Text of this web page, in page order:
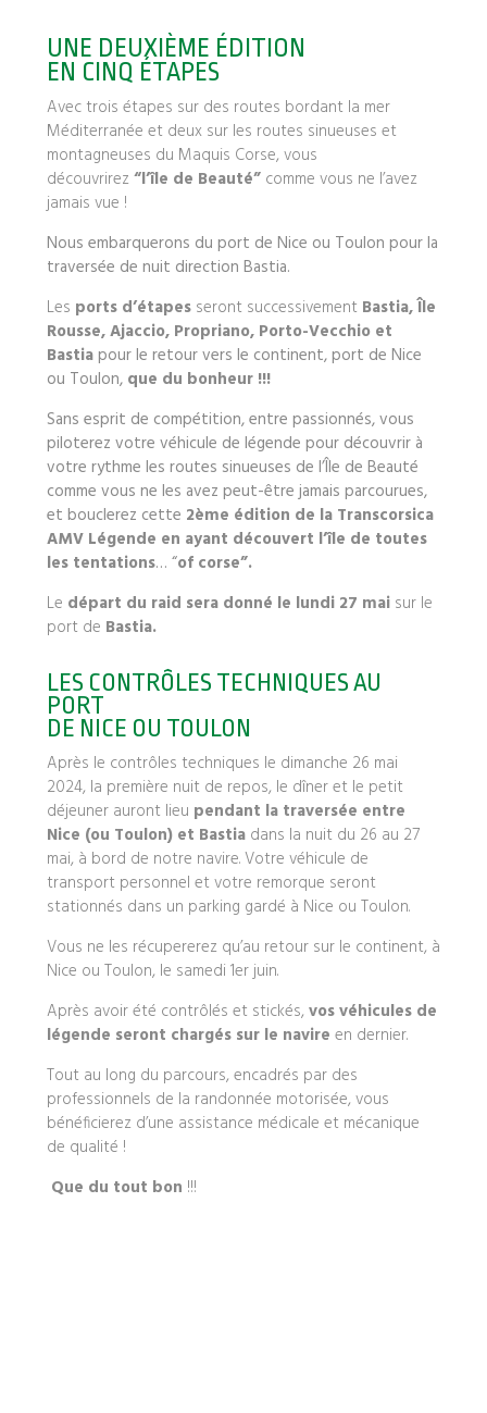
UNE DEUXIÈME ÉDITION
EN CINQ ÉTAPES
Avec trois étapes sur des routes bordant la mer
Méditerranée et deux sur les routes sinueuses et
montagneuses du Maquis Corse, vous
découvrirez “l’île de Beauté”comme vous ne l’avez
jamais vue !
Nous embarquerons du port de Nice ou Toulon pour la
traversée de nuit direction Bastia.
Les ports d’étapes seront successivement Bastia, Île
Rousse, Ajaccio, Propriano, Porto-Vecchio et
Bastiapour le retour vers le continent, port de Nice
ou Toulon, que du bonheur !!!
Sans esprit de compétition, entre passionnés, vous
piloterez votre véhicule de légende pour découvrir à
votre rythme les routes sinueuses de l’Île de Beauté
comme vous ne les avez peut-être jamais parcourues,
et bouclerez cette 2ème édition de la Transcorsica
AMV Légende en ayant découvert l’île de toutes
les tentations… “of corse”.
Le départ du raid sera donné le lundi 27 maisur le
port de Bastia.
LES CONTRÔLES TECHNIQUES AU
PORT
DE NICE OU TOULON
Après le contrôles techniques le dimanche 26 mai
2024, la première nuit de repos, le dîner et le petit
déjeuner auront lieu pendant la traversée entre
Nice (ou Toulon) et Bastiadans la nuit du 26 au 27
mai, à bord de notre navire. Votre véhicule de
transport personnel et votre remorque seront
stationnés dans un parking gardé à Nice ou Toulon.
Vous ne les récupererez qu’au retour sur le continent, à
Nice ou Toulon, le samedi 1er juin.
Après avoir été contrôlés et stickés,vos véhicules de
légende seront chargés sur le navire en dernier.
Tout au long du parcours, encadrés par des
professionnels de la randonnée motorisée, vous
bénéficierez d’une assistance médicale et mécanique
de qualité !
Que du tout bon !!!